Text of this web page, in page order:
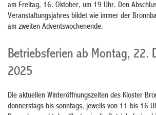
am Freitag, 16. Oktober, um 19 Uhr. Den
Veranstaltungsjahres bildet wie immer der
am zweiten Adventswochenende.
Betriebsferien ab Montag, 22.
2025
Die aktuellen Winteröffnungszeiten des Kloster
donnerstags bis sonntags, jeweils von 11 bis 16